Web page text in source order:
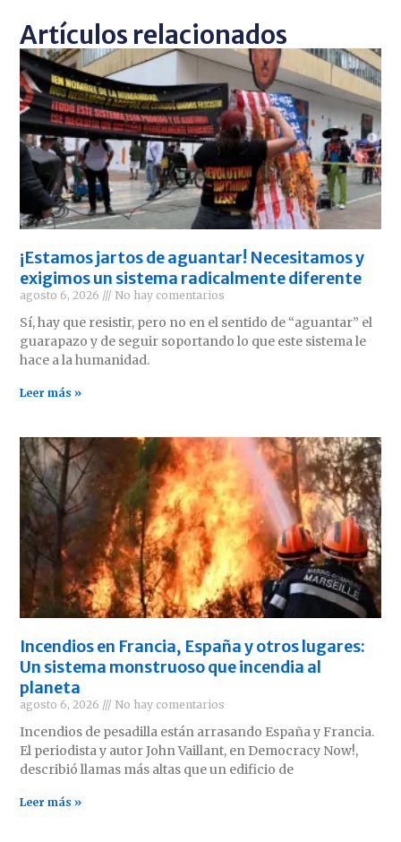
Artículos relacionados
¡Estamos jartos de aguantar! Necesitamos y
exigimos un sistema radicalmente diferente
agosto 6, 2026 No hay comentarios
Sí, hay que resistir, pero no en el sentido de “aguantar” el
guarapazo y de seguir soportando lo que este sistema le
hace a la humanidad.
Leer más »
Incendios en Francia, España y otros lugares:
Un sistema monstruoso que incendia al
planeta
agosto 6, 2026 No hay comentarios
Incendios de pesadilla están arrasando España y Francia.
El periodista y autor John Vaillant, en Democracy Now!,
describió llamas más altas que un edificio de
Leer más »